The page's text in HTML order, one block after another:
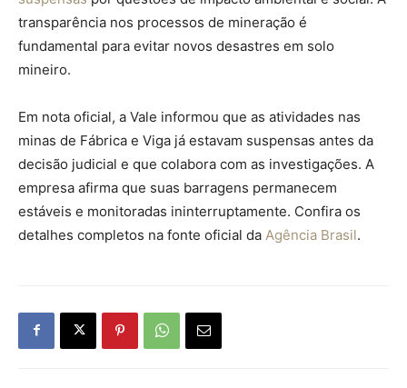
transparência nos processos de mineração é
fundamental para evitar novos desastres em solo
mineiro.
Em nota oficial, a Vale informou que as atividades nas
minas de Fábrica e Viga já estavam suspensas antes da
decisão judicial e que colabora com as investigações. A
empresa afirma que suas barragens permanecem
estáveis e monitoradas ininterruptamente. Confira os
detalhes completos na fonte oficial da Agência Brasil.